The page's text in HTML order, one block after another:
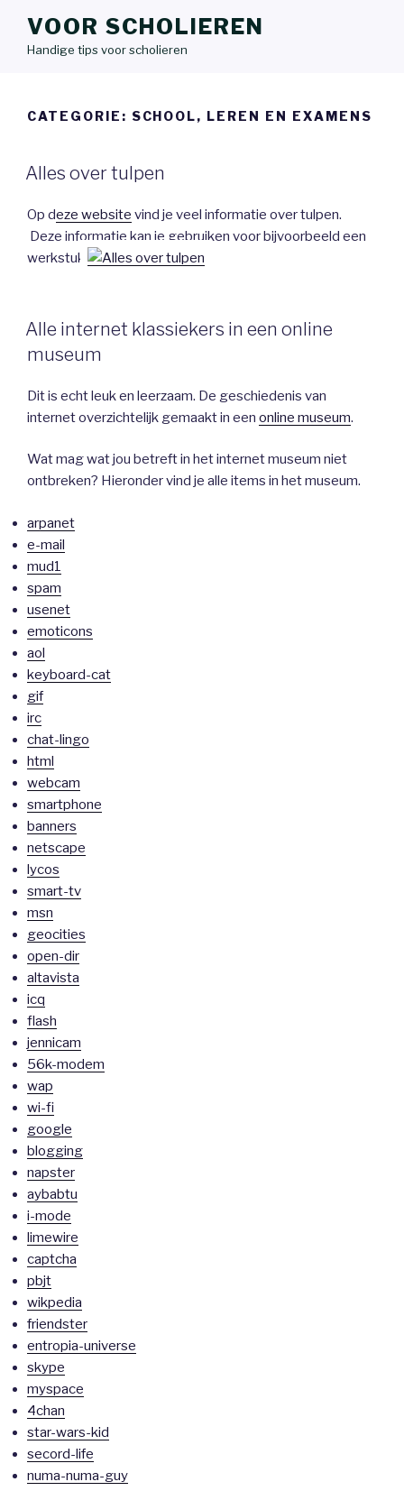
VOOR SCHOLIEREN
Handige tips voor scholieren
CATEGORIE: SCHOOL, LEREN EN EXAMENS
Alles over tulpen
Op deze website vind je veel informatie over tulpen.
Deze informatie kan je gebruiken voor bijvoorbeeld een
werkstuk.
Alle internet klassiekers in een online
museum
Dit is echt leuk en leerzaam. De geschiedenis van
internet overzichtelijk gemaakt in een online museum.
Wat mag wat jou betreft in het internet museum niet
ontbreken? Hieronder vind je alle items in het museum.
arpanet
e-mail
mud1
spam
usenet
emoticons
aol
keyboard-cat
gif
irc
chat-lingo
html
webcam
smartphone
banners
netscape
lycos
smart-tv
msn
geocities
open-dir
altavista
icq
flash
jennicam
56k-modem
wap
wi-fi
google
blogging
napster
aybabtu
i-mode
limewire
captcha
pbjt
wikpedia
friendster
entropia-universe
skype
myspace
4chan
star-wars-kid
secord-life
numa-numa-guy